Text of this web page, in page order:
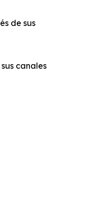
de sus
canales